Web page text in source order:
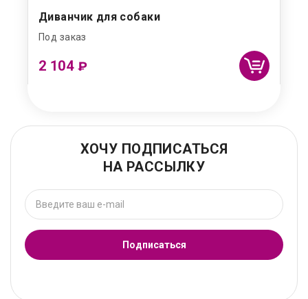
Диванчик для собаки
Под заказ
2 104 ₽
ХОЧУ ПОДПИСАТЬСЯ
НА РАССЫЛКУ
Подписаться